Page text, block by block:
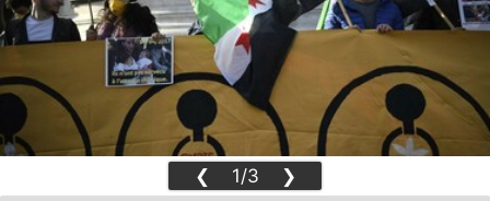
❮ 1/3 ❯